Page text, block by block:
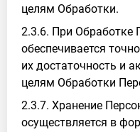
целям Обработки.
2.3.6. При Обработке
обеспечивается
их достаточность и
целям Обработки
2.3.7. Хранение
осуществляется в